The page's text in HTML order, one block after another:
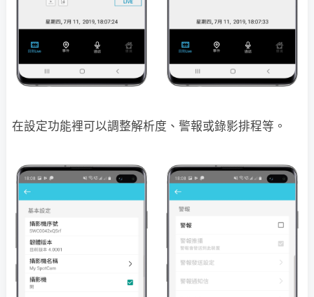
在設定功能裡可以調整解析度、警報或錄影排程等。